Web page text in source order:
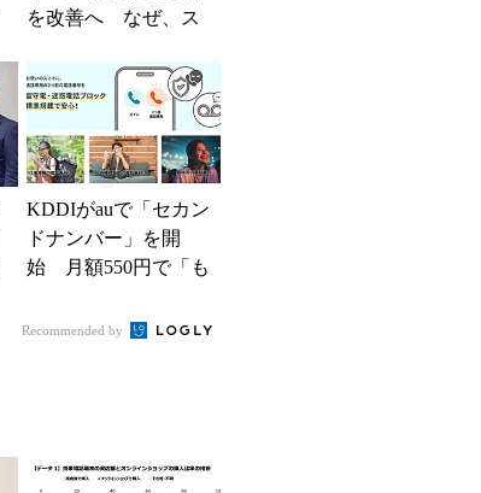
を改善へ なぜ、ス
の最短1分購入」を実
現？
KDDIがauで「セカン
ドナンバー」を開
始 月額550円で「も
Recommended by